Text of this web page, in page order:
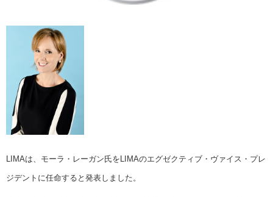
LIMAは、モーラ・レーガン氏をLIMAのエグゼクティブ・ヴァイス・プレ
ジデントに任命すると発表しました。